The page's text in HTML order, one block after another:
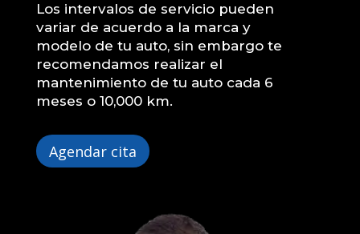
Los intervalos de servicio pueden
variar de acuerdo a la marca y
modelo de tu auto, sin embargo te
recomendamos realizar el
mantenimiento de tu auto cada 6
meses o 10,000 km.
Agendar cita